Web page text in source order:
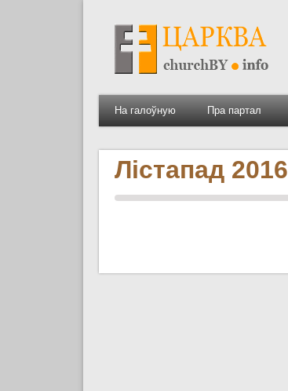
На галоўную Пра партал
Лістапад 2016